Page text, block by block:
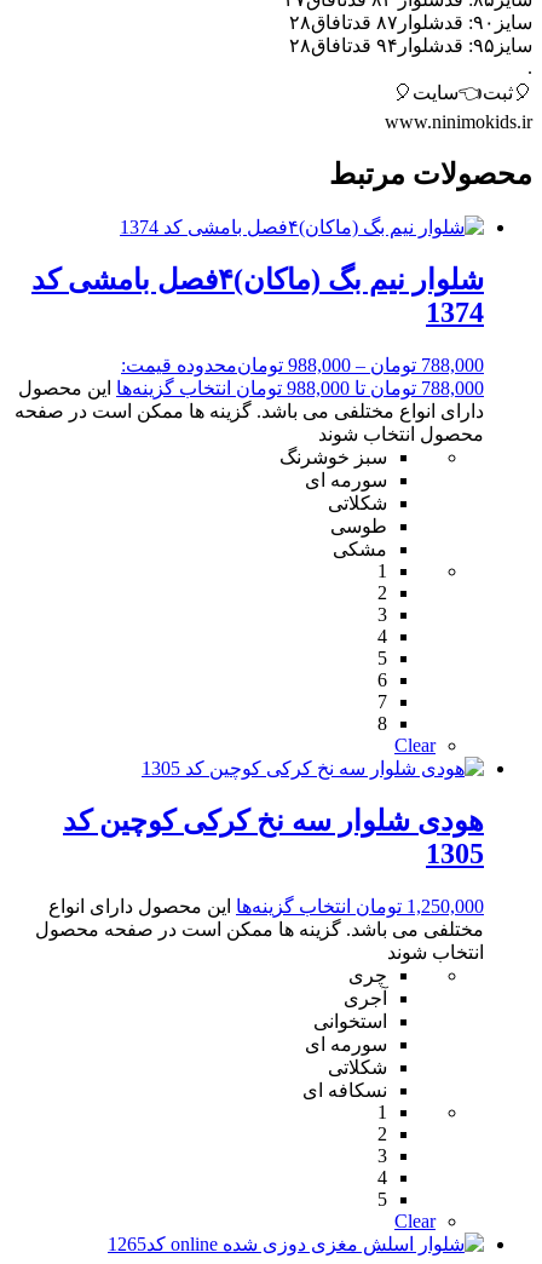
سایز۹۰: قدشلوار۸۷ قدتافاق۲۸
سایز۹۵: قدشلوار۹۴ قدتافاق۲۸
.
🎈ثبت👈سایت🎈
www.ninimokids.ir
محصولات مرتبط
شلوار نیم بگ (ماکان)۴فصل بامشی کد
1374
788,000 تومان –
988,000 تومانمحدوده قیمت:
788,000 تومان تا 988,000 تومان
انتخاب گزینه‌ها این محصول
دارای انواع مختلفی می باشد. گزینه ها ممکن است در صفحه
محصول انتخاب شوند
سبز خوشرنگ
سورمه ای
شکلاتی
طوسی
مشکی
1
2
3
4
5
6
7
8
Clear
هودی شلوار سه نخ کرکی کوچین کد
1305
1,250,000 تومان انتخاب گزینه‌ها این محصول دارای انواع
مختلفی می باشد. گزینه ها ممکن است در صفحه محصول
انتخاب شوند
چری
آجری
استخوانی
سورمه ای
شکلاتی
نسکافه ای
1
2
3
4
5
Clear